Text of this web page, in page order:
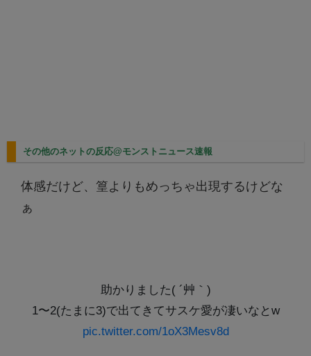
その他のネットの反応@モンストニュース速報
体感だけど、篁よりもめっちゃ出現するけどな
ぁ
助かりました( ´艸｀)
1〜2(たまに3)で出てきてサスケ愛が凄いなとw
pic.twitter.com/1oX3Mesv8d